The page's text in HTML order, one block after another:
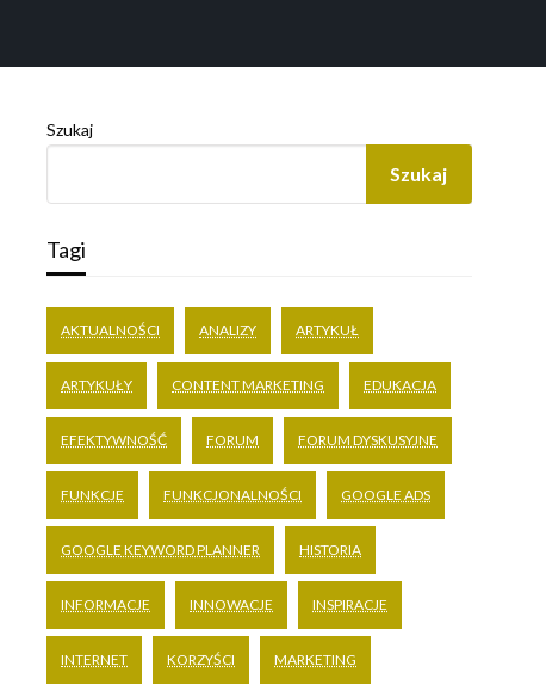
Szukaj
Szukaj
Tagi
AKTUALNOŚCI ANALIZY ARTYKUŁ
ARTYKUŁY CONTENT MARKETING EDUKACJA
EFEKTYWNOŚĆ FORUM FORUM DYSKUSYJNE
FUNKCJE FUNKCJONALNOŚCI GOOGLE ADS
GOOGLE KEYWORD PLANNER HISTORIA
INFORMACJE INNOWACJE INSPIRACJE
INTERNET KORZYŚCI MARKETING